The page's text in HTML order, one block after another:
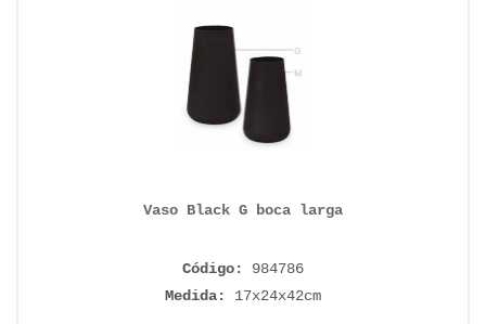
Vaso Black G boca larga
Código: 984786
Medida: 17x24x42cm